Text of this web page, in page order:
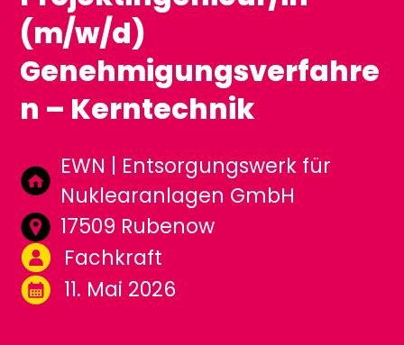
(m/w/d)
Genehmigungsverfahre
n – Kerntechnik
EWN | Entsorgungswerk für
Nuklearanlagen GmbH
17509 Rubenow
Fachkraft
11. Mai 2026